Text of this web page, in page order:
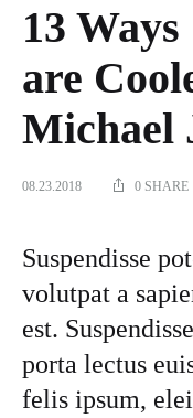
13
are
Michael
08.23.2018 0 SHARE
Suspendisse
volutpat a
est.
porta lectus
felis ipsum,